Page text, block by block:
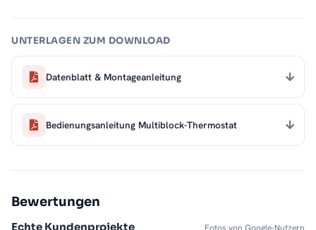
UNTERLAGEN ZUM DOWNLOAD
Datenblatt & Montageanleitung
Bedienungsanleitung Multiblock-Thermostat
Bewertungen
Echte Kundenprojekte